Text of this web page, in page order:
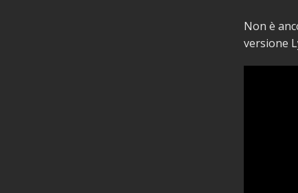
Non è
versione